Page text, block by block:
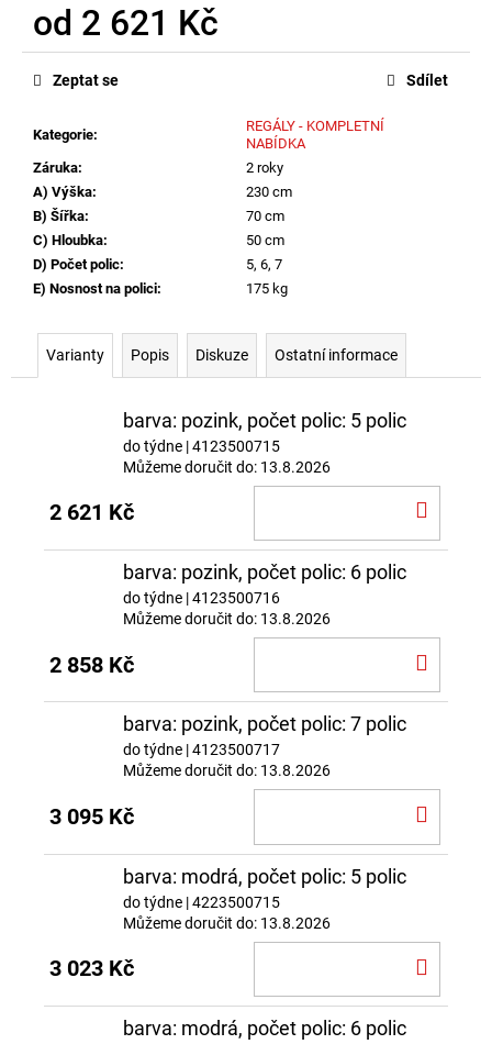
od 2 621 Kč
Měrná
Kategorie:
REGÁLY - KOMPLETNÍ
NABÍDKA
Záruka:
2 roky
A) Výška:
230 cm
B) Šířka:
70 cm
C) Hloubka:
50 cm
D) Počet polic:
5, 6, 7
E) Nosnost na polici: 175 kg
Zeptat se Sdílet
Varianty Popis Diskuze Ostatní informace
barva: pozink, počet polic: 5 polic
do týdne | 4123500715
Můžeme doručit do: 13.8.2026
2 621 Kč
barva: pozink, počet polic: 6 polic
do týdne | 4123500716
Můžeme doručit do: 13.8.2026
2 858 Kč
barva: pozink, počet polic: 7 polic
do týdne | 4123500717
Můžeme doručit do: 13.8.2026
3 095 Kč
barva: modrá, počet polic: 5 polic
do týdne | 4223500715
Můžeme doručit do: 13.8.2026
3 023 Kč
barva: modrá, počet polic: 6 polic